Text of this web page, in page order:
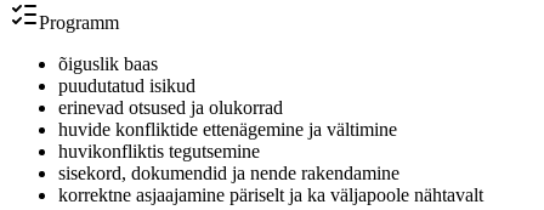
Programm
õiguslik baas
puudutatud isikud
erinevad otsused ja olukorrad
huvide konfliktide ettenägemine ja vältimine
huvikonfliktis tegutsemine
sisekord, dokumendid ja nende rakendamine
korrektne asjaajamine päriselt ja ka väljapoole nähtavalt